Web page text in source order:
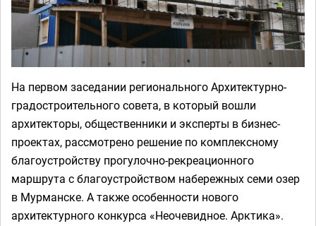
На первом заседании регионального Архитектурно-
градостроительного совета, в который вошли
архитекторы, общественники и эксперты в бизнес-
проектах, рассмотрено решение по комплексному
благоустройству прогулочно-рекреационного
маршрута с благоустройством набережных семи озер
в Мурманске. А также особенности нового
архитектурного конкурса «Неочевидное. Арктика».